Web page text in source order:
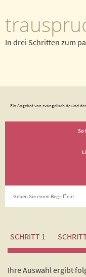
In drei Schritten zum
Ein Angebot von evangelisch.de und
So
SCHRITT 1
Ihre Auswahl ergibt